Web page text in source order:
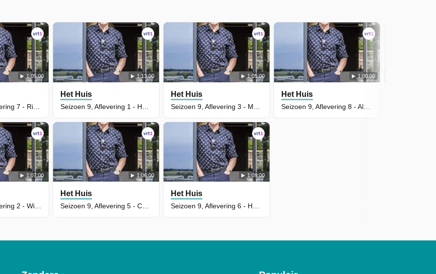
1:05:00
1:07:00
1:13:00
Het Huis
1:05:00
Het Huis
1:06:00
Het Huis
1:09:00
Het Huis
1:00:00
Het Huis